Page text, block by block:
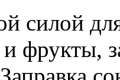
силой
фрукты,